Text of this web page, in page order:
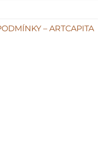
– ARTCAPITA